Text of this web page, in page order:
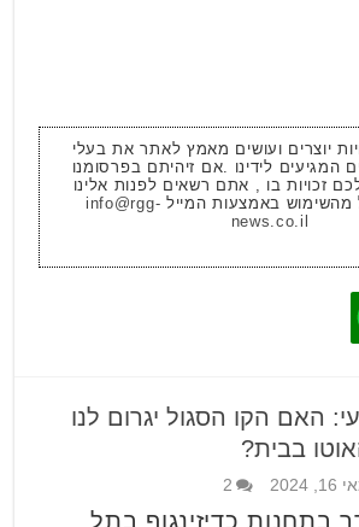
יוצרים ועושים מאמץ לאתר את בעלי
המגיעים לידינו .אם זיהיתם בפרסומנו
זכויות בו , אתם רשאים לפנות אלינו
מהשימוש באמצעות המייל info@rgg-
news.co.il
האם הקו הסגול יגרום לנו
בבית?
2024
2
בתחנות כדיזינגוף בתל